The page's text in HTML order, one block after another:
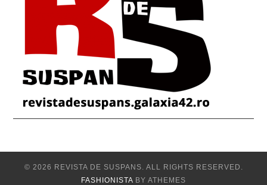
© 2026 REVISTA DE SUSPANS. ALL RIGHTS RESERVED.
FASHIONISTA BY ATHEMES